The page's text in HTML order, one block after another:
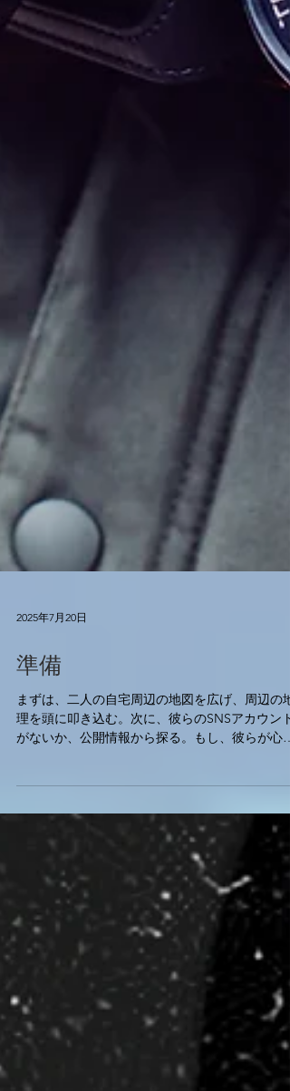
2025年7月20日
準備
まずは、二人の自宅周辺の地図を広げ、周辺の地
理を頭に叩き込む。次に、彼らのSNSアカウント
がないか、公開情報から探る。もし、彼らが心労
を偽装しているなら、休業中に羽目を外している
可能性は十分にある。 その証拠が、ネット上に転
がっていることも少なくない。だが、彼らは用心
深く、...